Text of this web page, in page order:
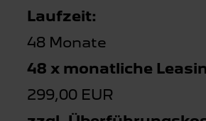
Laufzeit:
48 Monate
48 x monatliche
299,00 EUR